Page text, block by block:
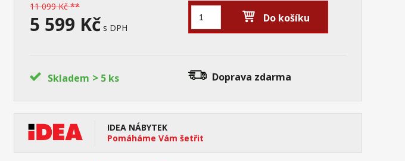
11 099 Kč **
5 599 Kč s DPH
Do košíku
Skladem > 5 ks Doprava zdarma
IDEA NÁBYTEK
Pomáháme Vám šetřit